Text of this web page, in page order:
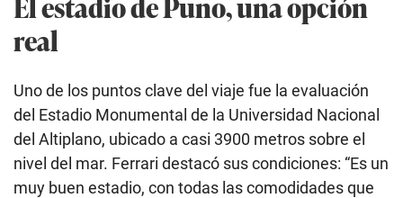
real
Uno de los puntos clave del viaje fue la evaluación
del Estadio Monumental de la Universidad Nacional
del Altiplano, ubicado a casi 3900 metros sobre el
nivel del mar. Ferrari destacó sus condiciones: “Es un
muy buen estadio, con todas las comodidades que